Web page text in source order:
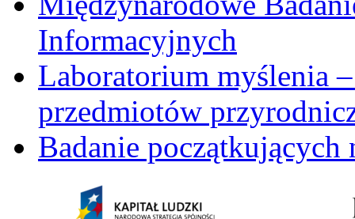
Informacyjnych
Laboratorium myślenia
przedmiotów
Badanie początkujących